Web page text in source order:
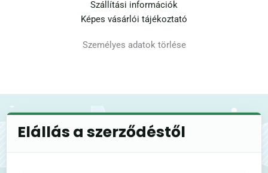
Szállítási információk
Képes vásárlói tájékoztató
Személyes adatok törlése
Elállás a szerződéstől